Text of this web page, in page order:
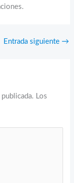
Entrada siguiente →
Los